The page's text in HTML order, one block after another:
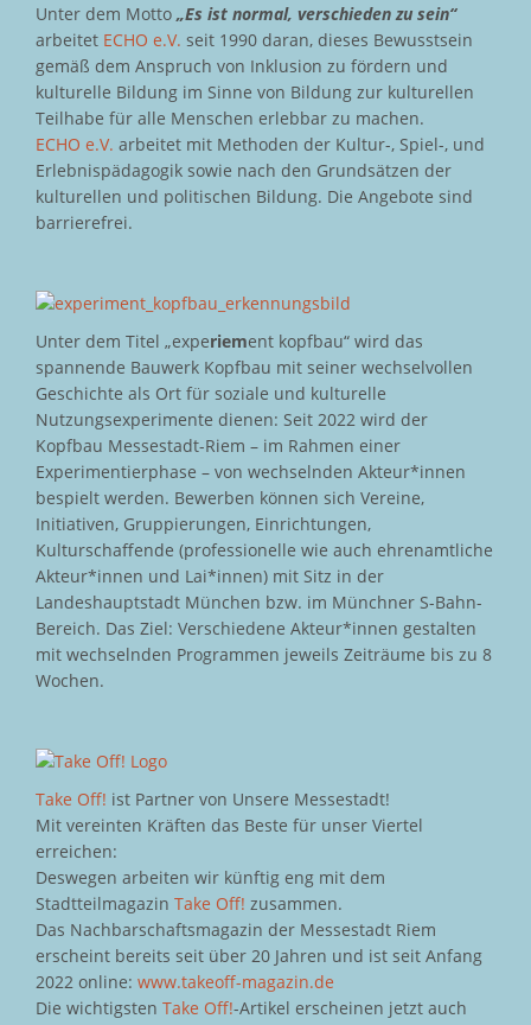
Unter dem Motto „Es ist normal, verschieden zu sein“
arbeitet ECHO e.V. seit 1990 daran, dieses Bewusstsein
gemäß dem Anspruch von Inklusion zu fördern und
kulturelle Bildung im Sinne von Bildung zur kulturellen
Teilhabe für alle Menschen erlebbar zu machen.
ECHO e.V. arbeitet mit Methoden der Kultur-, Spiel-, und
Erlebnispädagogik sowie nach den Grundsätzen der
kulturellen und politischen Bildung. Die Angebote sind
barrierefrei.
Unter dem Titel „experiement kopfbau“ wird das
spannende Bauwerk Kopfbau mit seiner wechselvollen
Geschichte als Ort für soziale und kulturelle
Nutzungsexperimente dienen: Seit 2022 wird der
Kopfbau Messestadt-Riem – im Rahmen einer
Experimentierphase – von wechselnden Akteur*innen
bespielt werden. Bewerben können sich Vereine,
Initiativen, Gruppierungen, Einrichtungen,
Kulturschaffende (professionelle wie auch ehrenamtliche
Akteur*innen und Lai*innen) mit Sitz in der
Landeshauptstadt München bzw. im Münchner S-Bahn-
Bereich. Das Ziel: Verschiedene Akteur*innen gestalten
mit wechselnden Programmen jeweils Zeiträume bis zu 8
Wochen.
Take Off! ist Partner von Unsere Messestadt!
Mit vereinten Kräften das Beste für unser Viertel
erreichen:
Deswegen arbeiten wir künftig eng mit dem
Stadtteilmagazin Take Off! zusammen.
Das Nachbarschaftsmagazin der Messestadt Riem
erscheint bereits seit über 20 Jahren und ist seit Anfang
2022 online: www.takeoff-magazin.de
Die wichtigsten Take Off!-Artikel erscheinen jetzt auch